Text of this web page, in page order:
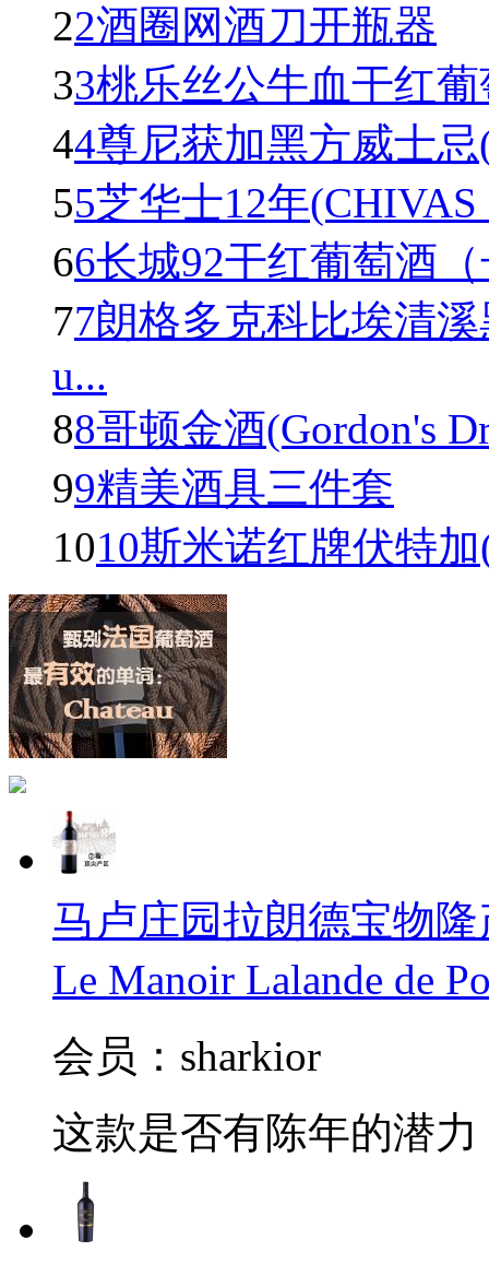
22酒圈网酒刀开瓶器
33桃乐丝公牛血干红葡
44尊尼获加黑方威士忌
55芝华士12年
66长城92干红葡萄酒
77朗格多克科比埃清
u...
88哥顿金酒(Gordon's
99精美酒具三件套
1010斯米诺红牌伏特
马卢庄园拉朗德宝物隆
Le Manoir Lalande de
会员：sharkior
这款是否有陈年的潜力